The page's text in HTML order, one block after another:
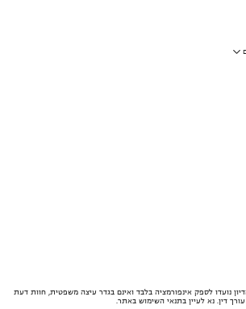
נועדו לספק אינפורמציה בלבד ואינם בגדר עיצה משפטית, חוות דעת
דין. נא לעיין בתנאי השימוש באתר.